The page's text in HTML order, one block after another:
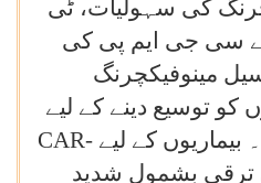
کی سہولیات، ٹی
سی جی ایم پی کی
مینوفیکچرنگ
کو توسیع دینے کے لیے
کے لیے CAR-
ترقی بشمول شدید